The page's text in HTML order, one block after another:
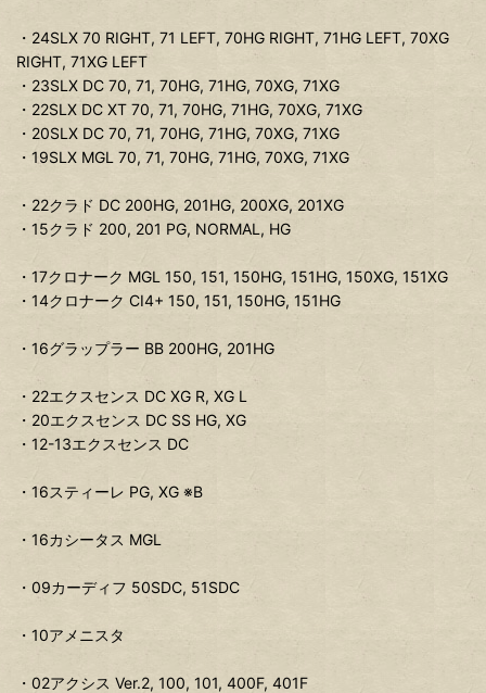
・24SLX 70 RIGHT, 71 LEFT, 70HG RIGHT, 71HG LEFT, 70XG
RIGHT, 71XG LEFT
・23SLX DC 70, 71, 70HG, 71HG, 70XG, 71XG
・22SLX DC XT 70, 71, 70HG, 71HG, 70XG, 71XG
・20SLX DC 70, 71, 70HG, 71HG, 70XG, 71XG
・19SLX MGL 70, 71, 70HG, 71HG, 70XG, 71XG
・22クラド DC 200HG, 201HG, 200XG, 201XG
・15クラド 200, 201 PG, NORMAL, HG
・17クロナーク MGL 150, 151, 150HG, 151HG, 150XG, 151XG
・14クロナーク CI4+ 150, 151, 150HG, 151HG
・16グラップラー BB 200HG, 201HG
・22エクスセンス DC XG R, XG L
・20エクスセンス DC SS HG, XG
・12-13エクスセンス DC
・16スティーレ PG, XG ※B
・16カシータス MGL
・09カーディフ 50SDC, 51SDC
・10アメニスタ
・02アクシス Ver.2, 100, 101, 400F, 401F